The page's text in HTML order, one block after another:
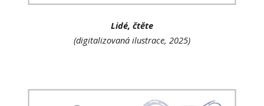
Lidé, čtěte
(digitalizovaná ilustrace, 2025)